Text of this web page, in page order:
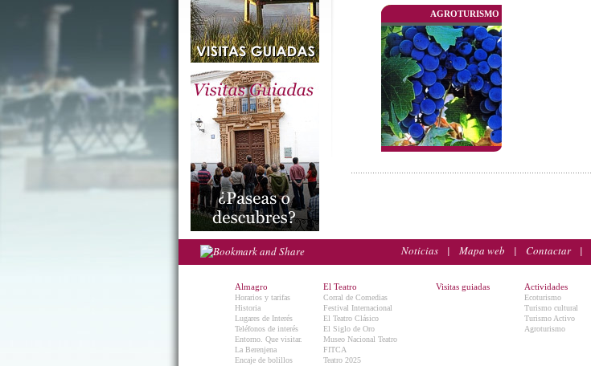
AGROTURISMO
Noticias | Mapa web | Contactar|
Almagro
Horarios y tarifas
Historia
Lugares de Interés
Teléfonos de interés
Entorno. Que visitar.
La Berenjena
Encaje de bolillos
El Teatro
Corral de Comedias
Festival Internacional
El Teatro Clásico
El Siglo de Oro
Museo Nacional Teatro
FITCA
Teatro 2025
Visitas guiadas Actividades
Ecoturismo
Turismo cultural
Turismo Activo
Agroturismo